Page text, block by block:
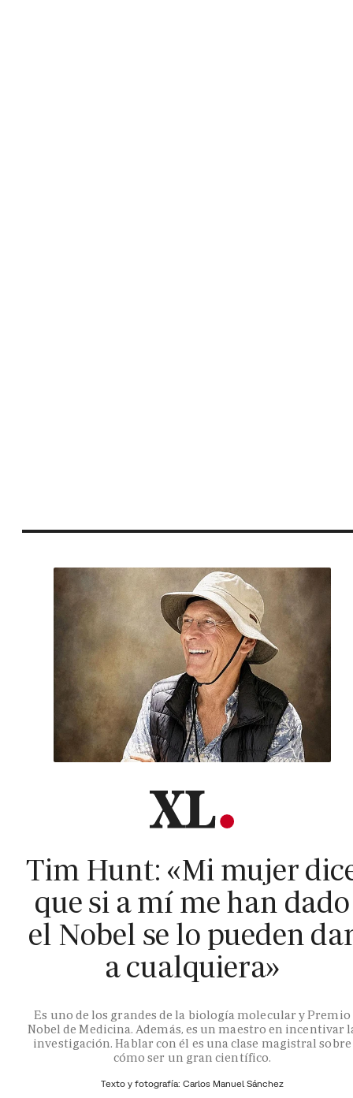
Tim Hunt: «Mi mujer
que si a mí me han dado
el Nobel se lo pueden
a cualquiera»
Es uno de los grandes de la biología molecular y Premio
Nobel de Medicina. Además, es un maestro en incentivar
investigación. Hablar con él es una clase magistral sobre
cómo ser un gran científico.
Texto y fotografía: Carlos Manuel Sánchez